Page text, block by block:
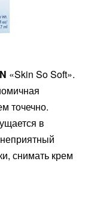
«Skin So Soft».
точечно.
в
снимать крем